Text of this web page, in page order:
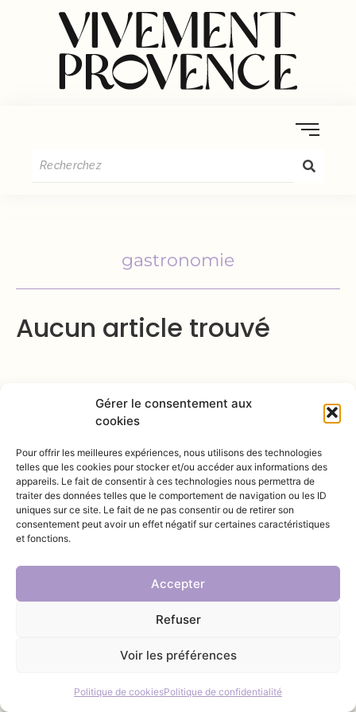
Gérer le consentement aux
cookies
Pour offrir les meilleures expériences, nous utilisons des technologies
telles que les cookies pour stocker et/ou accéder aux informations des
appareils. Le fait de consentir à ces technologies nous permettra de
traiter des données telles que le comportement de navigation ou les ID
uniques sur ce site. Le fait de ne pas consentir ou de retirer son
consentement peut avoir un effet négatif sur certaines caractéristiques
et fonctions.
Accepter
Refuser
Voir les préférences
Politique de cookiesPolitique de confidentialité
gastronomie
Aucun article trouvé
@INSTAGRAM
© 2025 Vivement Provence – Created by Loïc PASTOR